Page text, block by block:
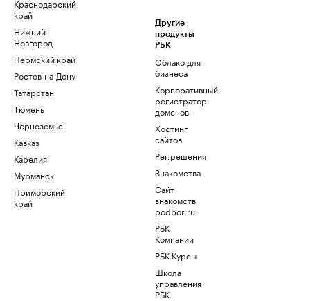
Краснодарский
край
Нижний
Новгород
Пермский край
Ростов-на-Дону
Татарстан
Тюмень
Черноземье
Кавказ
Карелия
Мурманск
Приморский
край
Другие
продукты
РБК
Облако для
бизнеса
Корпоративный
регистратор
доменов
Хостинг
сайтов
Рег.решения
Знакомства
Сайт
знакомств
podbor.ru
РБК
Компании
РБК Курсы
Школа
управления
РБК